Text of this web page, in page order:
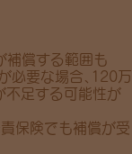
補償する範囲も
必要な場合、120万
不足する可能性が
責保険でも補償が受